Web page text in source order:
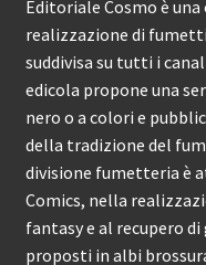
Editoriale Cosmo è
realizzazione di
suddivisa su tutti i
edicola propone una
nero o a colori e
della tradizione del
divisione fumetteria è
Comics, nella
fantasy e al recupero
proposti in albi